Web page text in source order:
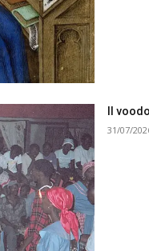
Il
31/07/